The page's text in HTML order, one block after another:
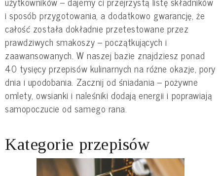
i sposób przygotowania, a dodatkowo gwarancję, że
całość została dokładnie przetestowane przez
prawdziwych smakoszy – początkujących i
zaawansowanych. W naszej bazie znajdziesz ponad
40 tysięcy przepisów kulinarnych na różne okazje, pory
dnia i upodobania. Zacznij od śniadania – pożywne
omlety, owsianki i naleśniki dodają energii i poprawiają
samopoczucie od samego rana.
Kategorie przepisów